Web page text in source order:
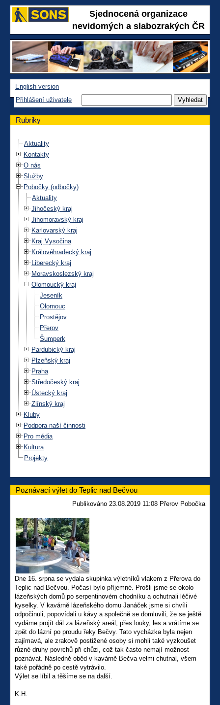
Sjednocená organizace
nevidomých a slabozrakých ČR
English version
Přihlášení uživatele
Rubriky
Aktuality
Kontakty
O nás
Služby
Pobočky (odbočky)
Aktuality
Jihočeský kraj
Jihomoravský kraj
Karlovarský kraj
Kraj Vysočina
Královéhradecký kraj
Liberecký kraj
Moravskoslezský kraj
Olomoucký kraj
Jeseník
Olomouc
Prostějov
Přerov
Šumperk
Pardubický kraj
Plzeňský kraj
Praha
Středočeský kraj
Ústecký kraj
Zlínský kraj
Kluby
Podpora naší činnosti
Pro média
Kultura
Projekty
Poznávací výlet do Teplic nad Bečvou
Publikováno 23.08.2019 11:08 Přerov Pobočka
Dne 16. srpna se vydala skupinka výletníků vlakem z Přerova do
Teplic nad Bečvou. Počasí bylo příjemné. Prošli jsme se okolo
lázeňských domů po serpentinovém chodníku a ochutnali léčivé
kyselky. V kavárně lázeňského domu Janáček jsme si chvíli
odpočinuli, popovídali u kávy a společně se domluvili, že se ještě
vydáme projít dál za lázeňský areál, přes louky, les a vrátíme se
zpět do lázní po proudu řeky Bečvy. Tato vycházka byla nejen
zajímavá, ale zrakově postižené osoby si mohli také vyzkoušet
různé druhy povrchů při chůzi, což tak často nemají možnost
poznávat. Následně oběd v kavárně Bečva velmi chutnal, všem
také pořádně po cestě vytrávilo.
Výlet se líbil a těšíme se na další.
K.H.